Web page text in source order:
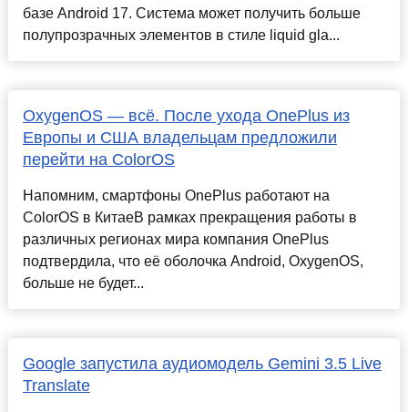
базе Android 17. Система может получить больше
полупрозрачных элементов в стиле liquid gla...
OxygenOS — всё. После ухода OnePlus из
Европы и США владельцам предложили
перейти на ColorOS
Напомним, смартфоны OnePlus работают на
ColorOS в КитаеВ рамках прекращения работы в
различных регионах мира компания OnePlus
подтвердила, что её оболочка Android, OxygenOS,
больше не будет...
Google запустила аудиомодель Gemini 3.5 Live
Translate